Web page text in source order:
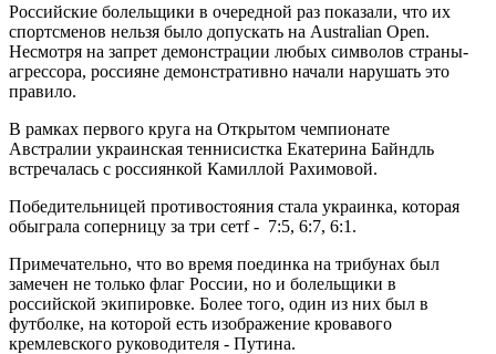
Российские болельщики в очередной раз показали, что их
спортсменов нельзя было допускать на Australian Open.
Несмотря на запрет демонстрации любых символов страны-
агрессора, россияне демонстративно начали нарушать это
правило.
В рамках первого круга на Открытом чемпионате
Австралии украинская теннисистка Екатерина Байндль
встречалась с россиянкой Камиллой Рахимовой.
Победительницей противостояния стала украинка, которая
обыграла соперницу за три сетf - 7:5, 6:7, 6:1.
Примечательно, что во время поединка на трибунах был
замечен не только флаг России, но и болельщики в
российской экипировке. Более того, один из них был в
футболке, на которой есть изображение кровавого
кремлевского руководителя - Путина.